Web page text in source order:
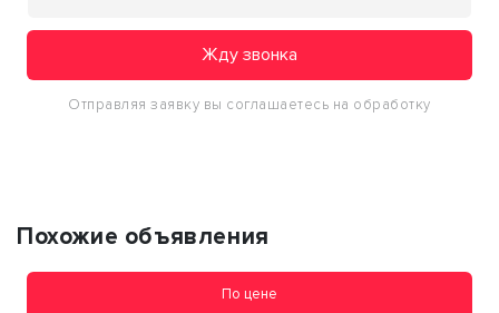
Жду звонка
Отправляя заявку вы соглашаетесь на обработку
Похожие объявления
По цене